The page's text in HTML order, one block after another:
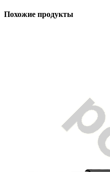
Похожие продукты